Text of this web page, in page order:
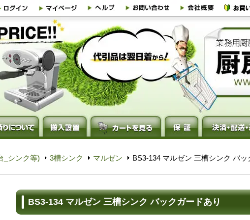
_シンク等) 3槽シンク マルゼン BS3-134 マルゼン 三槽シンク バッ
BS3-134 マルゼン 三槽シンク バックガードあり